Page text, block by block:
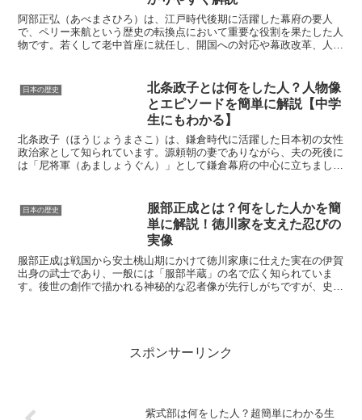
阿部正弘（あべまさひろ）は、江戸時代後期に活躍した幕府の要人
で、ペリー来航という歴史の転換点において重要な役割を果たした人
物です。若くして老中首座に就任し、開国への対応や幕政改革、人材
日本の歴史
北条政子とは何をした人？人物像
とエピソードを簡単に解説【中学
生にもわかる】
北条政子（ほうじょうまさこ）は、鎌倉時代に活躍した日本初の女性
政治家として知られています。源頼朝の妻でありながら、夫の死後に
は「尼将軍（あましょうぐん）」として鎌倉幕府の中心に立ちまし
日本の歴史
服部正成とは？何をした人かを簡
単に解説！徳川家を支えた忍びの
実像
服部正成は戦国から安土桃山期にかけて徳川家康に仕えた実在の伊賀
出身の武士であり、一般には「服部半蔵」の名で広く知られていま
す。後世の創作で描かれる神秘的な忍者像が先行しがちですが、史料
スポンサーリンク
紫式部は何をした人？超簡単にわかる生